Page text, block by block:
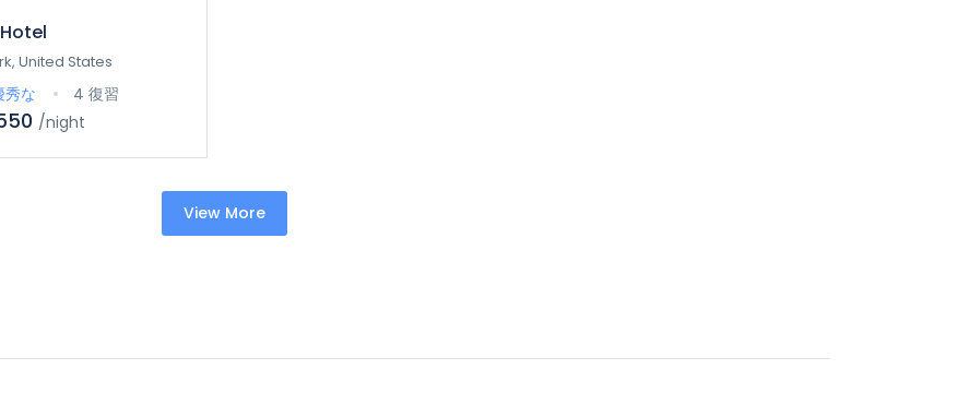
United States
秀な
4 復習
/night
View More